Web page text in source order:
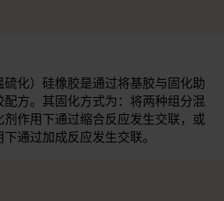
化）硅橡胶是通过将基胶与固化助
方。其固化方式为：将两种组分混
作用下通过缩合反应发生交联，或
通过加成反应发生交联。